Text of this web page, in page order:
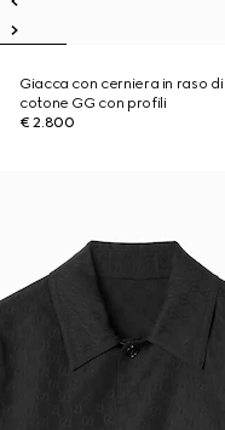
Giacca con cerniera in raso di
cotone GG con profili
€ 2.800